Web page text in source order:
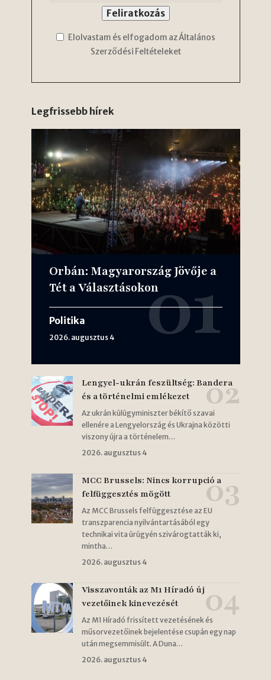
Elolvastam és elfogadom az Általános
Szerződési Feltételeket
Legfrissebb hírek
Orbán: Magyarország Jövője a
Tét a Választásokon
Politika
2026. augusztus 4
Lengyel-ukrán feszültség: Bandera
és a történelmi emlékezet
Az ukrán külügyminiszter békítő szavai
ellenére a Lengyelország és Ukrajna közötti
viszony újra a történelem…
2026. augusztus 4
MCC Brussels: Nincs korrupció a
felfüggesztés mögött
Az MCC Brussels felfüggesztése az EU
transzparencia nyilvántartásából egy
technikai vita ürügyén szivárogtatták ki,
mintha…
2026. augusztus 4
Visszavonták az M1 Híradó új
vezetőinek kinevezését
Az M1 Híradó frissített vezetésének és
műsorvezetőinek bejelentése csupán egy nap
után megsemmisült. A Duna…
2026. augusztus 4